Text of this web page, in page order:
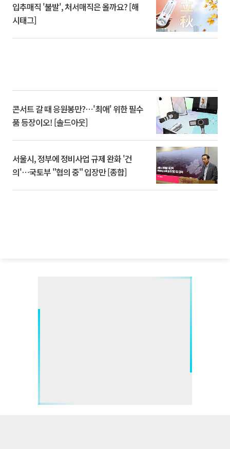
입추매직 '불발', 처서매직은 올까요? [해
시태그]
콘서트 갈 때 응원봉만?⋯'최애' 위한 필수
품 등장이오! [솔드아웃]
서울시, 정부에 정비사업 규제 완화 '건
의'⋯국토부 "협의 중" 입장만 [종합]